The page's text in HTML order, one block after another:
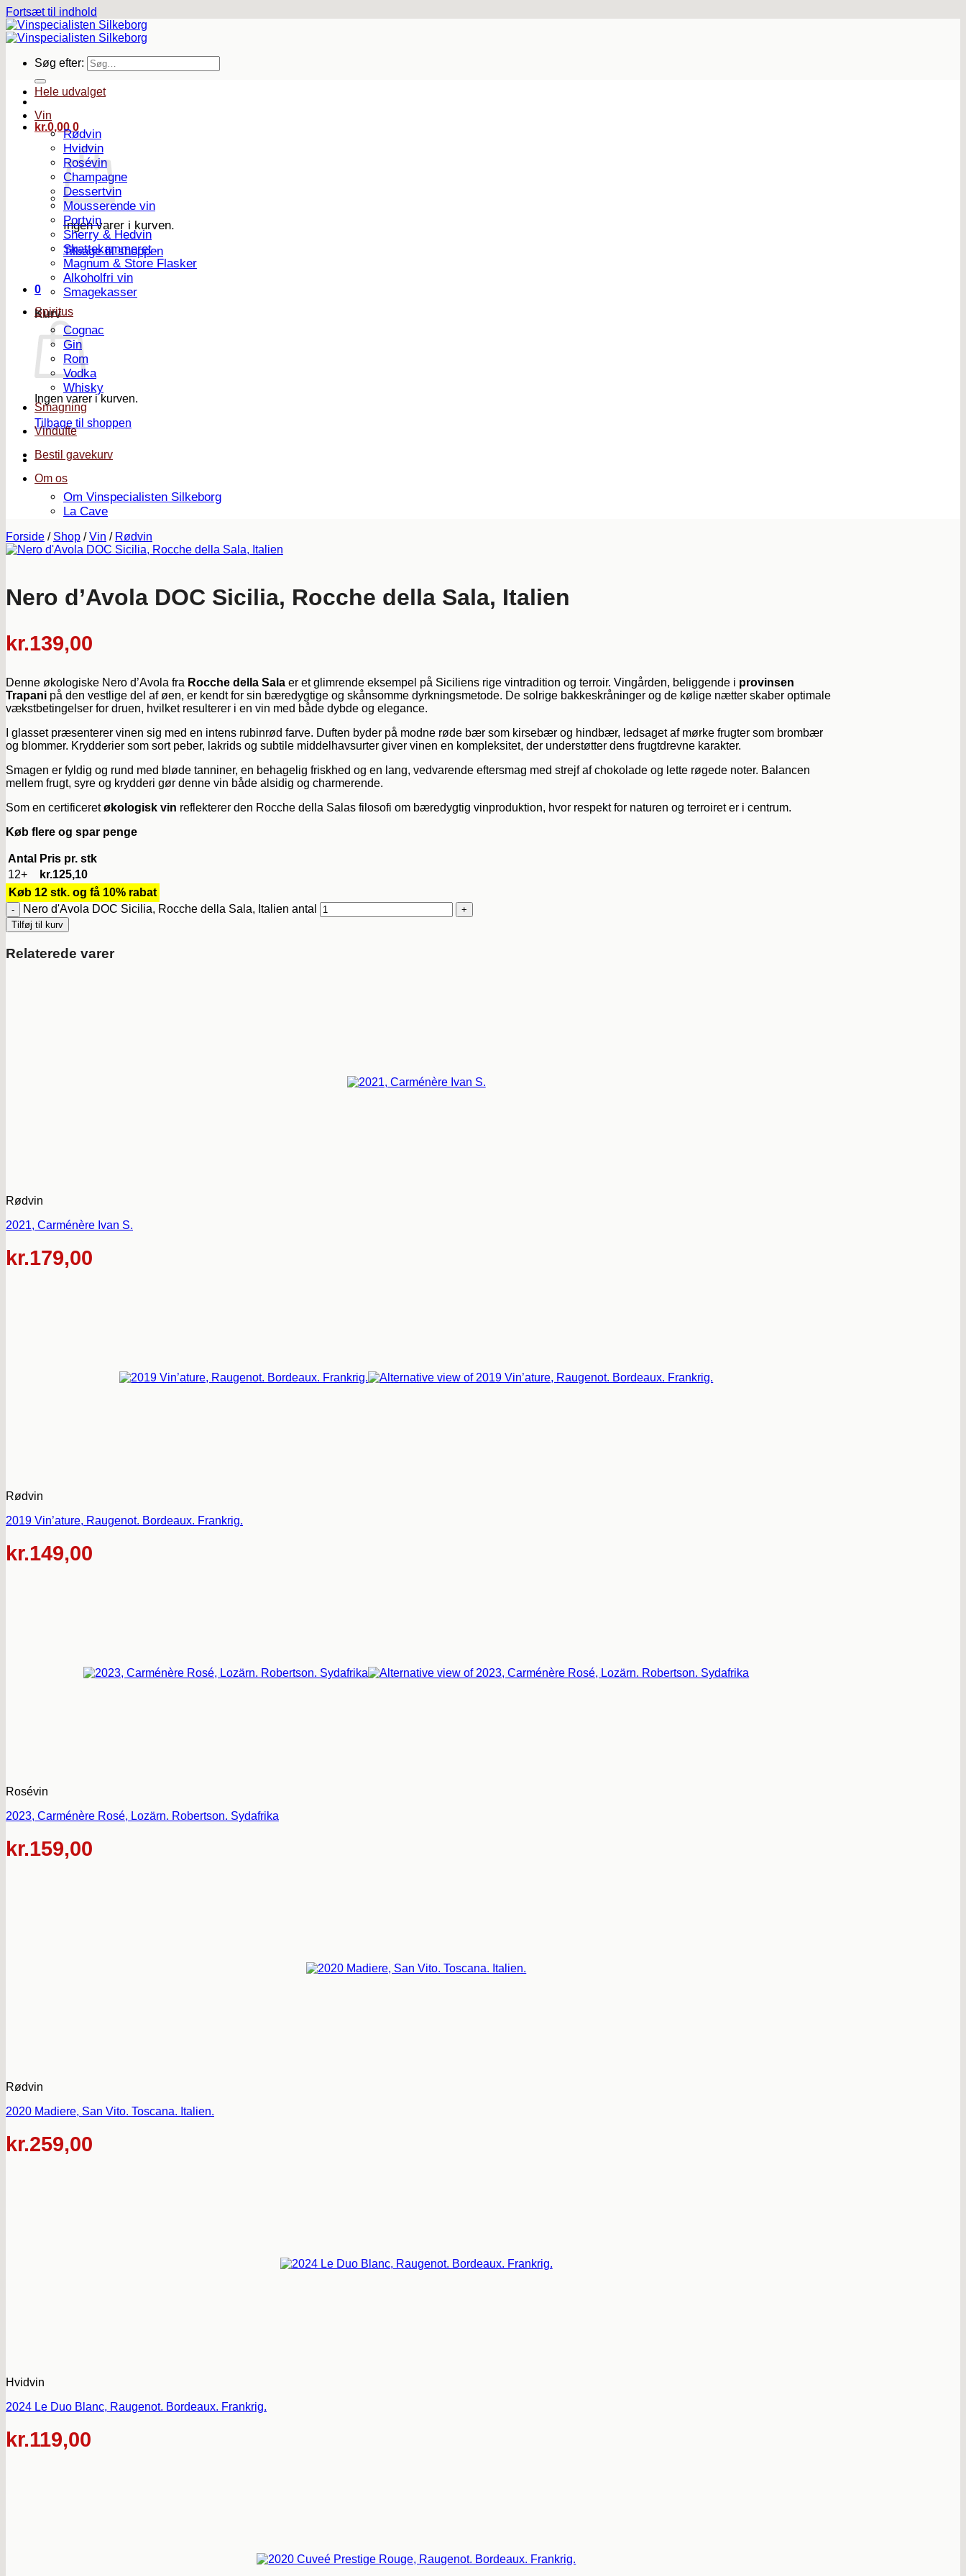
Fortsæt til indhold
Søg efter:
kr.0,00 0
Ingen varer i kurven.
Tilbage til shoppen
0
Kurv
Ingen varer i kurven.
Tilbage til shoppen
Hele udvalget
Vin
Rødvin
Hvidvin
Rosévin
Champagne
Dessertvin
Mousserende vin
Portvin
Sherry & Hedvin
Skattekammeret
Magnum & Store Flasker
Alkoholfri vin
Smagekasser
Spiritus
Cognac
Gin
Rom
Vodka
Whisky
Smagning
Vindufte
Bestil gavekurv
Om os
Om Vinspecialisten Silkeborg
La Cave
Forside / Shop / Vin / Rødvin
Nero d’Avola DOC Sicilia, Rocche della Sala, Italien
kr.139,00
Denne økologiske Nero d’Avola fra Rocche della Sala er et glimrende eksempel på Siciliens rige vintradition og terroir. Vingården, beliggende i provinsen
Trapani på den vestlige del af øen, er kendt for sin bæredygtige og skånsomme dyrkningsmetode. De solrige bakkeskråninger og de kølige nætter skaber optimale
vækstbetingelser for druen, hvilket resulterer i en vin med både dybde og elegance.
I glasset præsenterer vinen sig med en intens rubinrød farve. Duften byder på modne røde bær som kirsebær og hindbær, ledsaget af mørke frugter som brombær
og blommer. Krydderier som sort peber, lakrids og subtile middelhavsurter giver vinen en kompleksitet, der understøtter dens frugtdrevne karakter.
Smagen er fyldig og rund med bløde tanniner, en behagelig friskhed og en lang, vedvarende eftersmag med strejf af chokolade og lette røgede noter. Balancen
mellem frugt, syre og krydderi gør denne vin både alsidig og charmerende.
Som en certificeretøkologisk vin reflekterer den Rocche della Salas filosofi om bæredygtig vinproduktion, hvor respekt for naturen og terroiret er i centrum.
Køb flere og spar penge
Antal
Pris pr. stk
12+
kr.125,10
Køb 12 stk. og få 10% rabat
Nero d'Avola DOC Sicilia, Rocche della Sala, Italien antal
Tilføj til kurv
Relaterede varer
Rødvin
2021, Carménère Ivan S.
kr.179,00
Rødvin
2019 Vin’ature, Raugenot. Bordeaux. Frankrig.
kr.149,00
Rosévin
2023, Carménère Rosé, Lozärn. Robertson. Sydafrika
kr.159,00
Rødvin
2020 Madiere, San Vito. Toscana. Italien.
kr.259,00
Hvidvin
2024 Le Duo Blanc, Raugenot. Bordeaux. Frankrig.
kr.119,00